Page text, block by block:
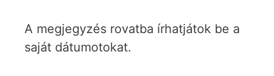
A megjegyzés rovatba írhatjátok be a
saját dátumotokat.